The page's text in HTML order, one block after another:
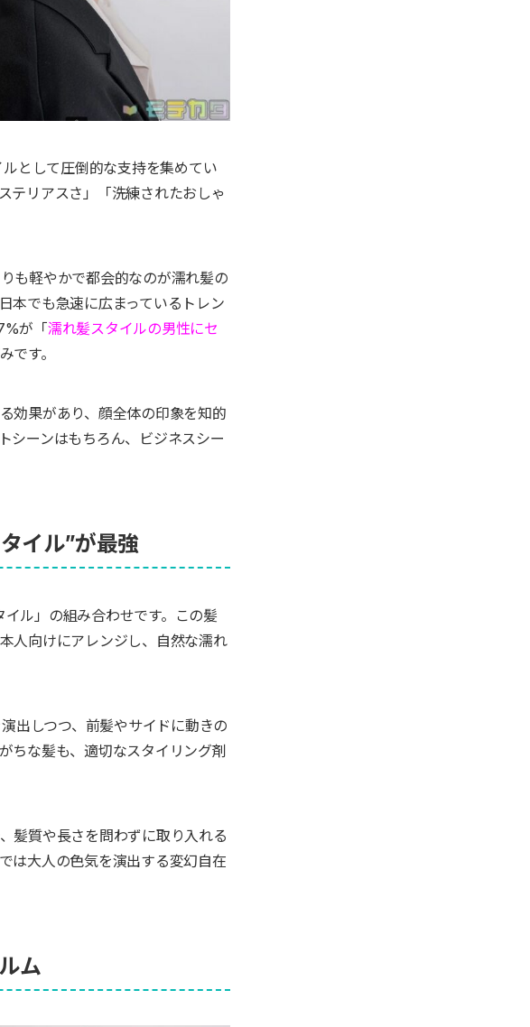
として圧倒的な支持を集めてい
テリアスさ」「洗練されたおしゃ
も軽やかで都会的なのが濡れ髪の
本でも急速に広まっているトレン
が「濡れ髪スタイルの男性にセ
です。
効果があり、顔全体の印象を知的
シーンはもちろん、ビジネスシー
イル”が最強
ル」の組み合わせです。この髪
人向けにアレンジし、自然な濡れ
出しつつ、前髪やサイドに動きの
ちな髪も、適切なスタイリング剤
髪質や長さを問わずに取り入れる
は大人の色気を演出する変幻自在
ム